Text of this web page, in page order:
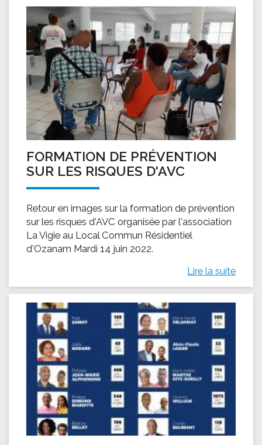
FORMATION DE PRÉVENTION
SUR LES RISQUES D'AVC
Retour en images sur la formation de prévention
sur les risques d'AVC organisée par l'association
La Vigie au Local Commun Résidentiel
d'Ozanam Mardi 14 juin 2022.
Lire la suite